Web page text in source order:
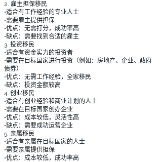
2. 雇主担保移民
•适合有工作经验的专业人士
•需要雇主提供担保
•优点：无需打分，成功率高
•缺点：需要找到合适的雇主
3. 投资移民
•适合有资金实力的投资者
•需要在目标国家进行投资（例如：房地产、企业、政府
债券）
•优点：无需工作经验，全家移民
•缺点：投资金额较高
4. 创业移民
•适合有创业经验和商业计划的人士
•需要在目标国家创办企业
•优点：成本较低，灵活性高
•缺点：需要成功运营企业
5. 亲属移民
•适合有亲属在目标国家的人士
•需要亲属提供担保
•优点：成本较低，成功率高